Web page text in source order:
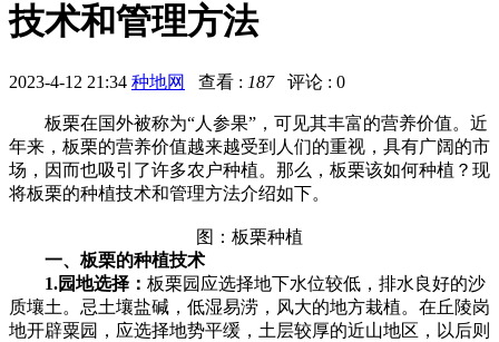
技术和管理方法
2023-4-12 21:34 种地网 查看 : 187评论 : 0
板栗在国外被称为“人参果”，可见其丰富的营养价值。近
年来，板栗的营养价值越来越受到人们的重视，具有广阔的市
场，因而也吸引了许多农户种植。那么，板栗该如何种植？现
将板栗的种植技术和管理方法介绍如下。
图：板栗种植
一、板栗的种植技术
1.园地选择： 板栗园应选择地下水位较低，排水良好的沙
质壤土。忌土壤盐碱，低湿易涝，风大的地方栽植。在丘陵岗
地开辟粟园，应选择地势平缓，土层较厚的近山地区，以后则